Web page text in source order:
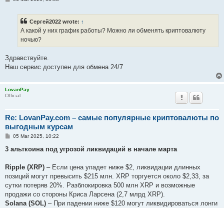
Сергей2022 wrote: ↑
А какой у них график работы? Можно ли обменять криптовалюту
ночью?
Здравствуйте.
Наш сервис доступен для обмена 24/7
LovanPay
Official
Re: LovanPay.com – самые популярные криптовалюты по
выгодным курсам
P
s
05 Mar 2025, 10:22
3 альткоина под угрозой ликвидаций в начале марта
Ripple (XRP) – Если цена упадет ниже $2, ликвидации длинных
позиций могут превысить $215 млн. XRP торгуется около $2,33, за
сутки потеряв 20%. Разблокировка 500 млн XRP и возможные
продажи со стороны Криса Ларсена (2,7 млрд XRP).
Solana (SOL) – При падении ниже $120 могут ликвидироваться лонги